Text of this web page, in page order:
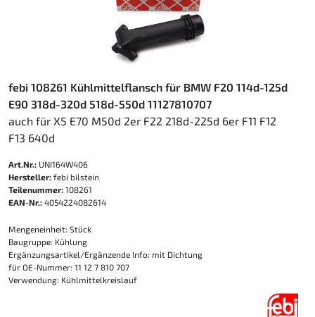
febi 108261 Kühlmittelflansch für BMW F20 114d-125d
E90 318d-320d 518d-550d 11127810707
auch für X5 E70 M50d 2er F22 218d-225d 6er F11 F12
F13 640d
Art.Nr.: UNI164W406
Hersteller: febi bilstein
Teilenummer: 108261
EAN-Nr.: 4054224082614
Mengeneinheit: Stück
Baugruppe: Kühlung
Ergänzungsartikel/Ergänzende Info: mit Dichtung
für OE-Nummer: 11 12 7 810 707
Verwendung: Kühlmittelkreislauf